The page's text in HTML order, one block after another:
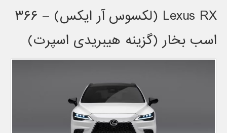
Lexus RX (لکسوس آر ایکس) – ۳۶۶
اسب بخار (گزینه هیبریدی اسپرت)